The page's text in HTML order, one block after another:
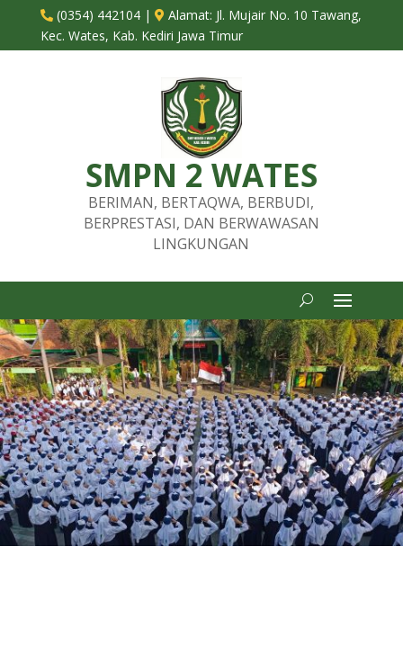
 (0354) 442104|  Alamat: Jl. Mujair No. 10 Tawang,
Kec. Wates, Kab. Kediri Jawa Timur
SMPN 2 WATES
BERIMAN, BERTAQWA, BERBUDI,
BERPRESTASI, DAN BERWAWASAN
LINGKUNGAN